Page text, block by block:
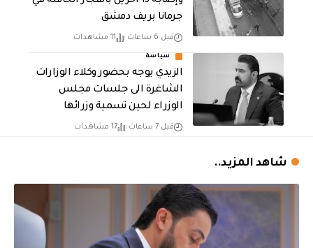
جرمانا بريف دمشق
قبل 6 ساعات 11 مشاهدات
سياسة
الزيدي يوجه بحضور وكلاء الوزارات
الشاغرة الى جلسات مجلس
الوزراء لحين تسمية وزرائها
قبل 7 ساعات 17 مشاهدات
شاهد المزيد..